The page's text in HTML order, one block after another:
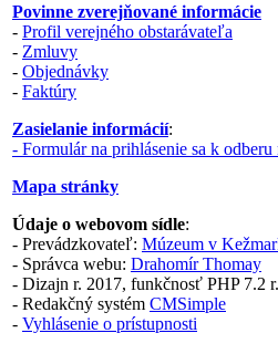
Povinne zverejňované informácie
- Profil verejného obstarávateľa
- Zmluvy
- Objednávky
- Faktúry
Zasielanie informácií:
- Formulár na prihlásenie sa k
Mapa stránky
Údaje o webovom sídle:
- Prevádzkovateľ: Múzeum v
- Správca webu: Drahomír Thomay
- Dizajn r. 2017, funkčnosť PHP 7.2
- Redakčný systém CMSimple
- Vyhlásenie o prístupnosti